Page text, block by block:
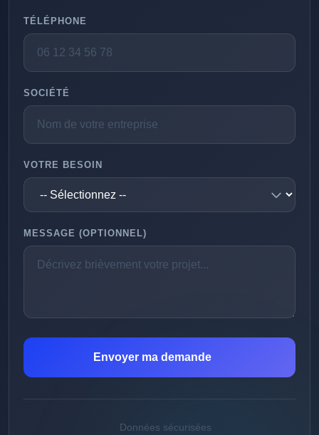
TÉLÉPHONE
SOCIÉTÉ
VOTRE BESOIN
MESSAGE (OPTIONNEL)
Envoyer ma demande
Données sécurisées